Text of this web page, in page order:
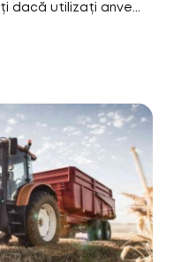
dacă utilizați anve...